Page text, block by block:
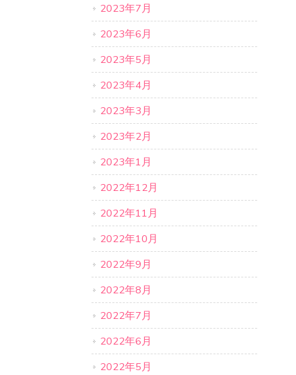
2023年7月
2023年6月
2023年5月
2023年4月
2023年3月
2023年2月
2023年1月
2022年12月
2022年11月
2022年10月
2022年9月
2022年8月
2022年7月
2022年6月
2022年5月